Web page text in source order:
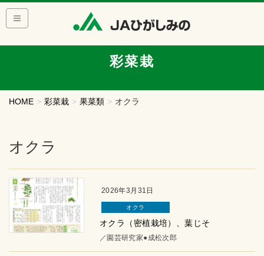
彩菜栽
HOME 彩菜栽 果菜類 オクラ
オクラ
2026年3月31日
オクラ
オクラ（密植栽培）、葉じそ
／園芸研究家●成松次郎